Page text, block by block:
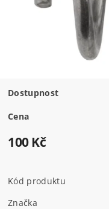
Dostupnost
Cena
100 Kč
Kód produktu
Značka